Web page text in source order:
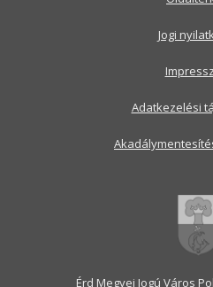
Érd Megyei Jogú Város
Jogi
Adatkezelési